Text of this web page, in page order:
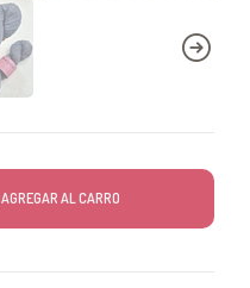
AGREGAR AL CARRO